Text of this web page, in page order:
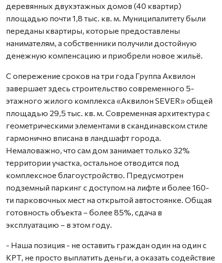
деревянных двухэтажных домов (40 квартир)
площадью почти 1,8 тыс. кв. м. Муниципалитету были
переданы квартиры, которые предоставлены
нанимателям, а собственники получили достойную
денежную компенсацию и приобрели новое жильё.
С опережение сроков на три года Группа Аквилон
завершает здесь строительство современного 5-
этажного жилого комплекса «Аквилон SEVER» общей
площадью 29,5 тыс. кв. м. Современная архитектура с
геометрическими элементами в скандинавском стиле
гармонично вписана в ландшафт города.
Немаловажно, что сам дом занимает только 32%
территории участка, остальное отводится под
комплексное благоустройство. Предусмотрен
подземный паркинг с доступом на лифте и более 160-
ти парковочных мест на открытой автостоянке. Общая
готовность объекта – более 85%, сдача в
эксплуатацию – в этом году.
- Наша позиция - не оставить граждан один на один с
КРТ, не просто выплатить деньги, а оказать содействие